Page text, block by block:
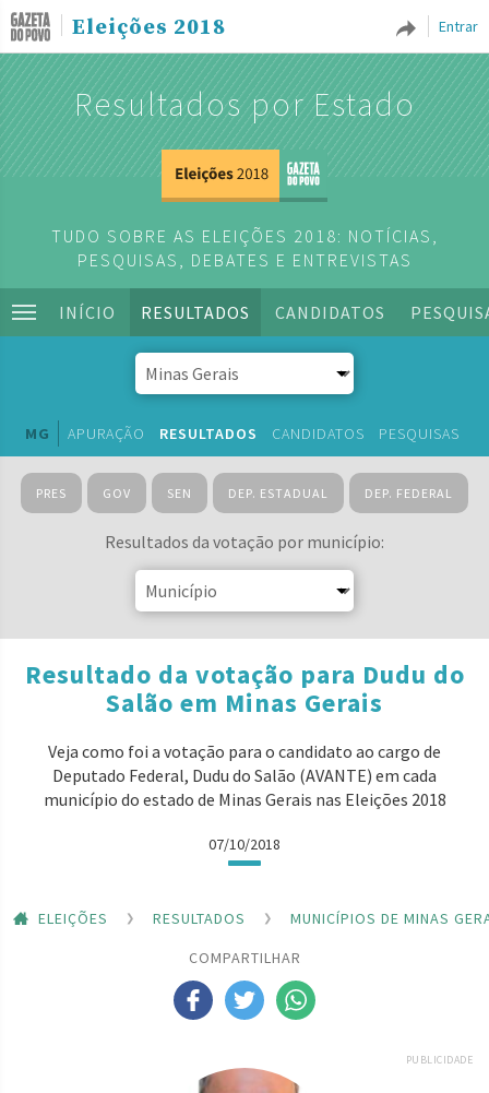
Entrar
Eleições 2018
Resultados por Estado
TUDO SOBRE AS ELEIÇÕES 2018: NOTÍCIAS,
PESQUISAS, DEBATES E ENTREVISTAS
INÍCIO RESULTADOS CANDIDATOS
MG APURAÇÃO RESULTADOS CANDIDATOS PESQUISAS
PRES GOV SEN DEP. ESTADUAL DEP. FEDERAL
Resultados da votação por município:
Resultado da votação para Dudu do
Salão em Minas Gerais
Veja como foi a votação para o candidato ao cargo de
Deputado Federal, Dudu do Salão (AVANTE) em cada
município do estado de Minas Gerais nas Eleições 2018
07/10/2018
ELEIÇÕES RESULTADOS
MUNICÍPIOS DE MINAS
COMPARTILHAR
PUBLICIDADE